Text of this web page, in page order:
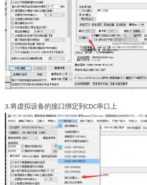
3.将虚拟设备的接口绑定到 CDC串口上